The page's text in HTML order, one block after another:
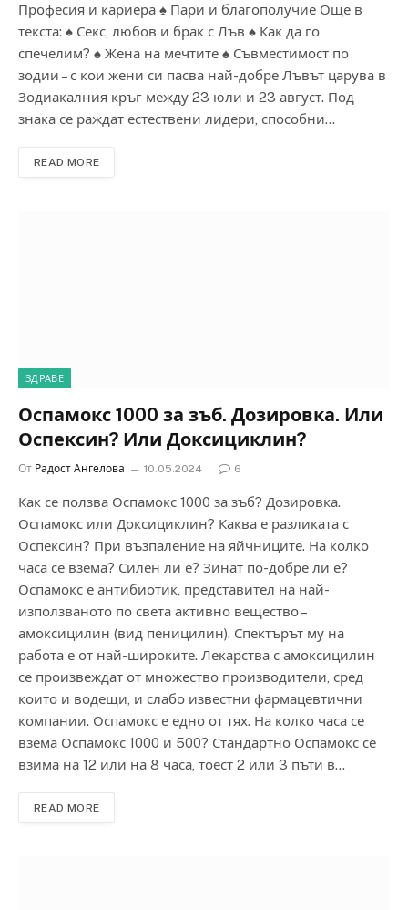
Професия и кариера ♠ Пари и благополучие Още в
текста: ♠ Секс, любов и брак с Лъв ♠ Как да го
спечелим? ♠ Жена на мечтите ♠ Съвместимост по
зодии – с кои жени си пасва най-добре Лъвът царува в
Зодиакалния кръг между 23 юли и 23 август. Под
знака се раждат естествени лидери, способни…
READ MORE
ЗДРАВЕ
Оспамокс 1000 за зъб. Дозировка. Или
Оспексин? Или Доксициклин?
От Радост Ангелова 10.05.2024 6
Как се ползва Оспамокс 1000 за зъб? Дозировка.
Оспамокс или Доксициклин? Каква е разликата с
Оспексин? При възпаление на яйчниците. На колко
часа се взема? Силен ли е? Зинат по-добре ли е?
Оспамокс е антибиотик, представител на най-
използваното по света активно вещество –
амоксицилин (вид пеницилин). Спектърът му на
работа е от най-широките. Лекарства с амоксицилин
се произвеждат от множество производители, сред
които и водещи, и слабо известни фармацевтични
компании. Оспамокс е едно от тях. На колко часа се
взема Оспамокс 1000 и 500? Стандартно Оспамокс се
взима на 12 или на 8 часа, тоест 2 или 3 пъти в…
READ MORE